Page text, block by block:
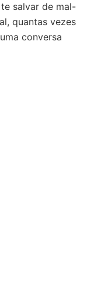
salvar de mal-
quantas vezes
conversa